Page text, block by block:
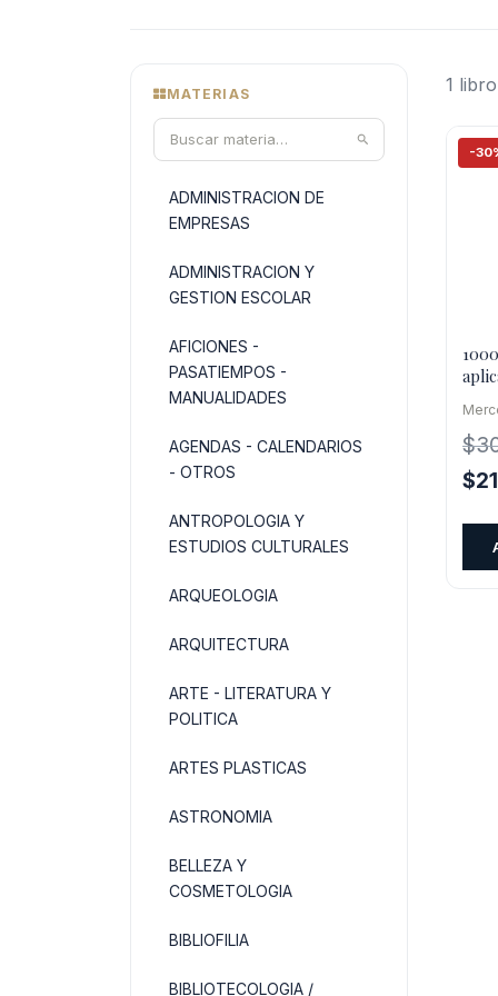
MATERIAS
ADMINISTRACION DE
EMPRESAS
ADMINISTRACION Y
GESTION ESCOLAR
AFICIONES -
PASATIEMPOS -
MANUALIDADES
AGENDAS - CALENDARIOS
- OTROS
ANTROPOLOGIA Y
ESTUDIOS CULTURALES
ARQUEOLOGIA
ARQUITECTURA
ARTE - LITERATURA Y
POLITICA
ARTES PLASTICAS
ASTRONOMIA
BELLEZA Y
COSMETOLOGIA
BIBLIOFILIA
BIBLIOTECOLOGIA /
1 libro
-
2 vol
$
El
$